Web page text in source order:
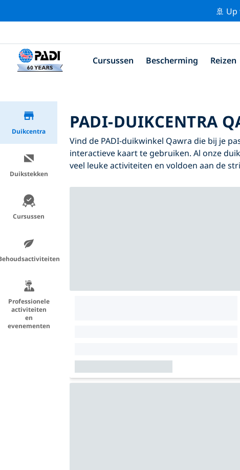
🚢 Up
Cursussen Bescherming Reizen
Duikcentra
Duikstekken
Cursussen
Professionele
activiteiten
en
evenementen
PADI-DUIKCENTRA
Vind de PADI-duikwinkel Qawra die bij je
interactieve kaart te gebruiken. Al onze
veel leuke activiteiten en voldoen aan de